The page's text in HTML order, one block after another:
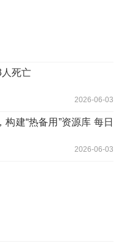
死亡
2026-06-03
建“热备用”资源库 每日
2026-06-03